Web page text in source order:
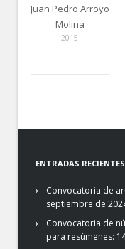
Juan Pedro Arroyo
Molina
2015
ENTRADAS RECIENTES
Convocatoria de
septiembre de
Convocatoria de
para resúmenes: